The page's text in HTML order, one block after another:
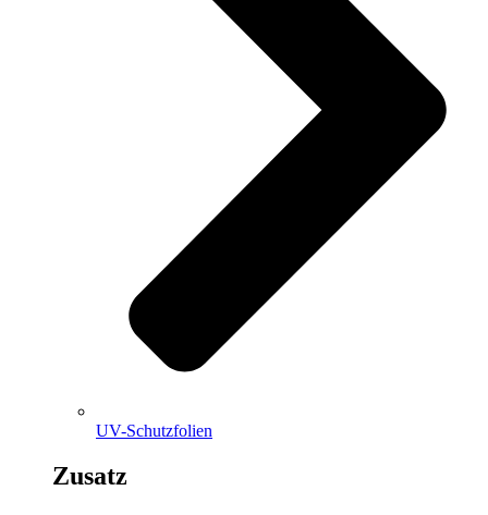
UV-Schutzfolien
Zusatz